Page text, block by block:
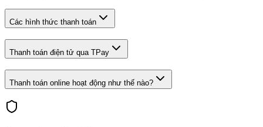
Các hình thức thanh toán
Thanh toán điện tử qua TPay
Thanh toán online hoạt động như thế nào?